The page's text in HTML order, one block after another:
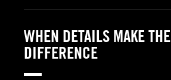
WHEN DETAILS MAKE THE
DIFFERENCE